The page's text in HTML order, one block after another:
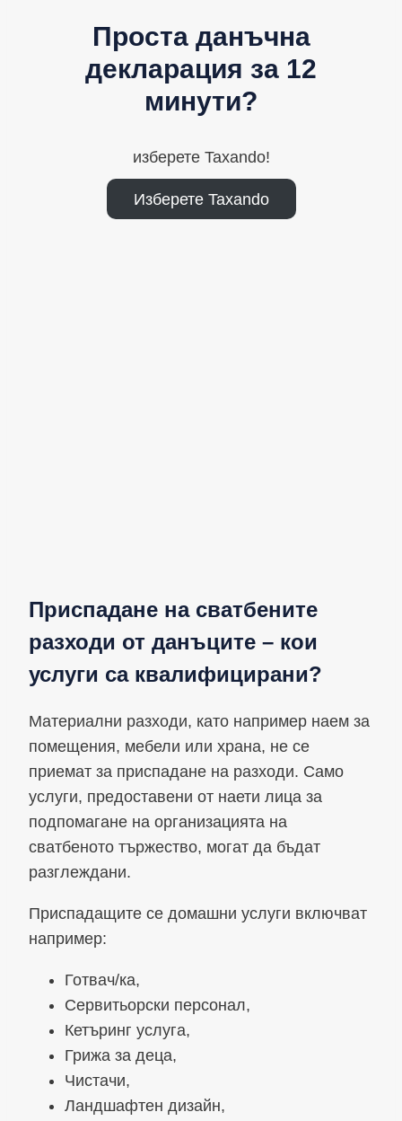
Проста данъчна
декларация за 12
минути?
изберете Taxando!
Изберете Taxando
Приспадане на сватбените
разходи от данъците – кои
услуги са квалифицирани?
Материални разходи, като например наем за
помещения, мебели или храна, не се
приемат за приспадане на разходи. Само
услуги, предоставени от наети лица за
подпомагане на организацията на
сватбеното тържество, могат да бъдат
разглеждани.
Приспадащите се домашни услуги включват
например:
Готвач/ка,
Сервитьорски персонал,
Кетъринг услуга,
Грижа за деца,
Чистачи,
Ландшафтен дизайн,